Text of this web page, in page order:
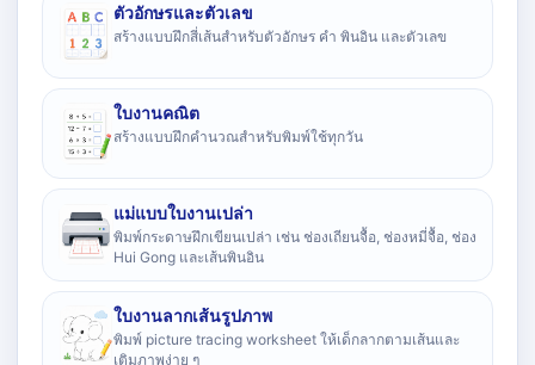
ตัวอักษรและตัวเลข
สร้างแบบฝึกสี่เส้นสำหรับตัวอักษร คำ พินอิน และตัวเลข
ใบงานคณิต
สร้างแบบฝึกคำนวณสำหรับพิมพ์ใช้ทุกวัน
แม่แบบใบงานเปล่า
พิมพ์กระดาษฝึกเขียนเปล่า เช่น ช่องเถียนจื้อ, ช่องหมี่จื้อ, ช่อง
Hui Gong และเส้นพินอิน
ใบงานลากเส้นรูปภาพ
พิมพ์ picture tracing worksheet ให้เด็กลากตามเส้นและ
เติมภาพง่าย ๆ